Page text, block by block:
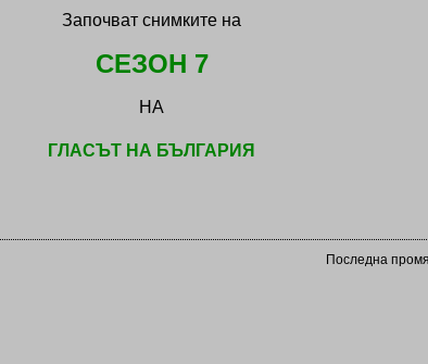
Започват снимките на
СЕЗОН 7
НА
ГЛАСЪТ НА БЪЛГАРИЯ
Последна